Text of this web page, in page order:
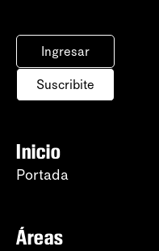
Ingresar
Suscribite
Inicio
Portada
Áreas